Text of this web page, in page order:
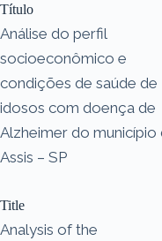
Título
Análise do perfil
socioeconômico e
condições de saúde de
idosos com doença de
Alzheimer do município
Assis – SP
Title
Analysis of the